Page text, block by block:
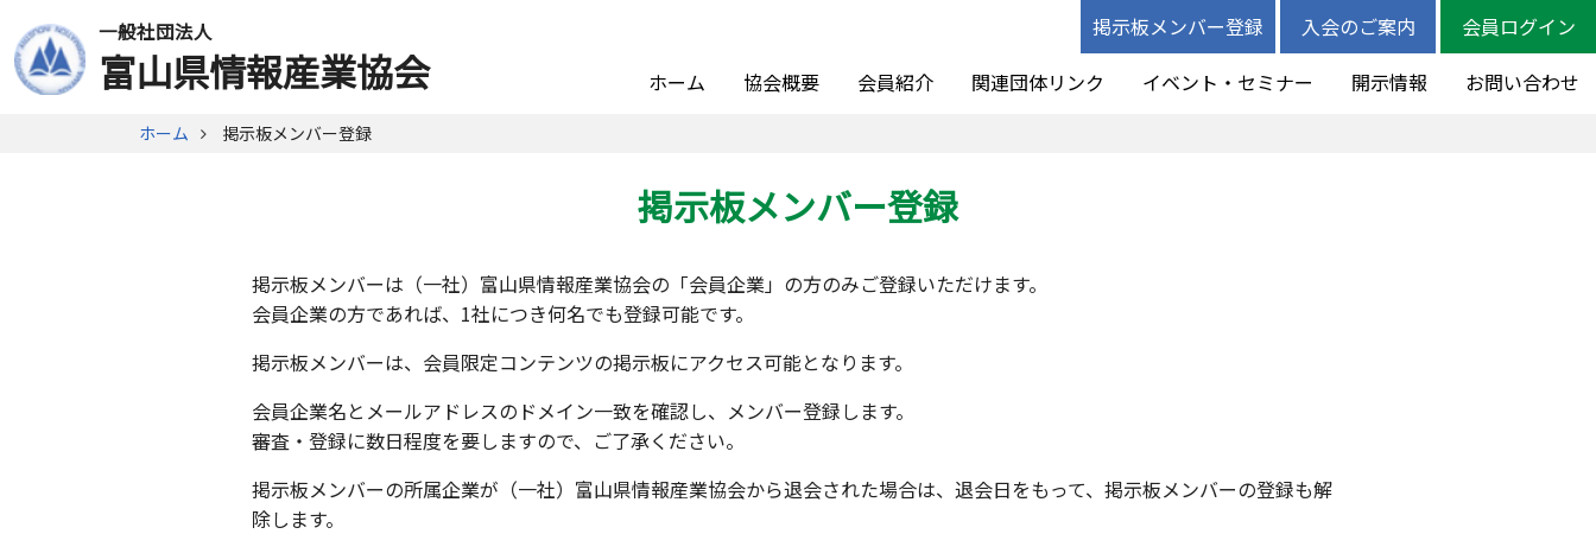
一般社団法人
富山県情報産業協会
掲示板メンバー登録 入会のご案内
会員ログイン
ホーム
協会概要 会員紹介 関連団体リンク イベント・セミナー 開示情報 お問い合わせ
ホーム 掲示板メンバー登録
掲示板メンバー登録
掲示板メンバーは（一社）富山県情報産業協会の「会員企業」の方のみご登録いただけます。
会員企業の方であれば、1社につき何名でも登録可能です。
掲示板メンバーは、会員限定コンテンツの掲示板にアクセス可能となります。
会員企業名とメールアドレスのドメイン一致を確認し、メンバー登録します。
審査・登録に数日程度を要しますので、ご了承ください。
掲示板メンバーの所属企業が（一社）富山県情報産業協会から退会された場合は、退会日をもって、掲示板メンバーの登録も解
除します。